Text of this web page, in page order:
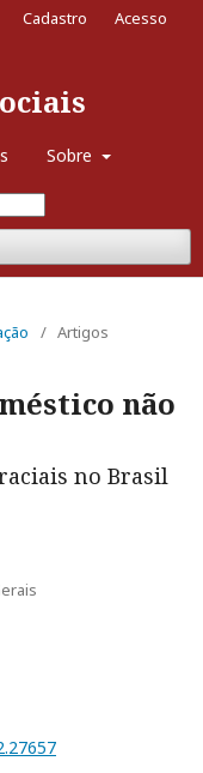
Sobre
Cadastro Acesso
/ Artigos
não
no Brasil